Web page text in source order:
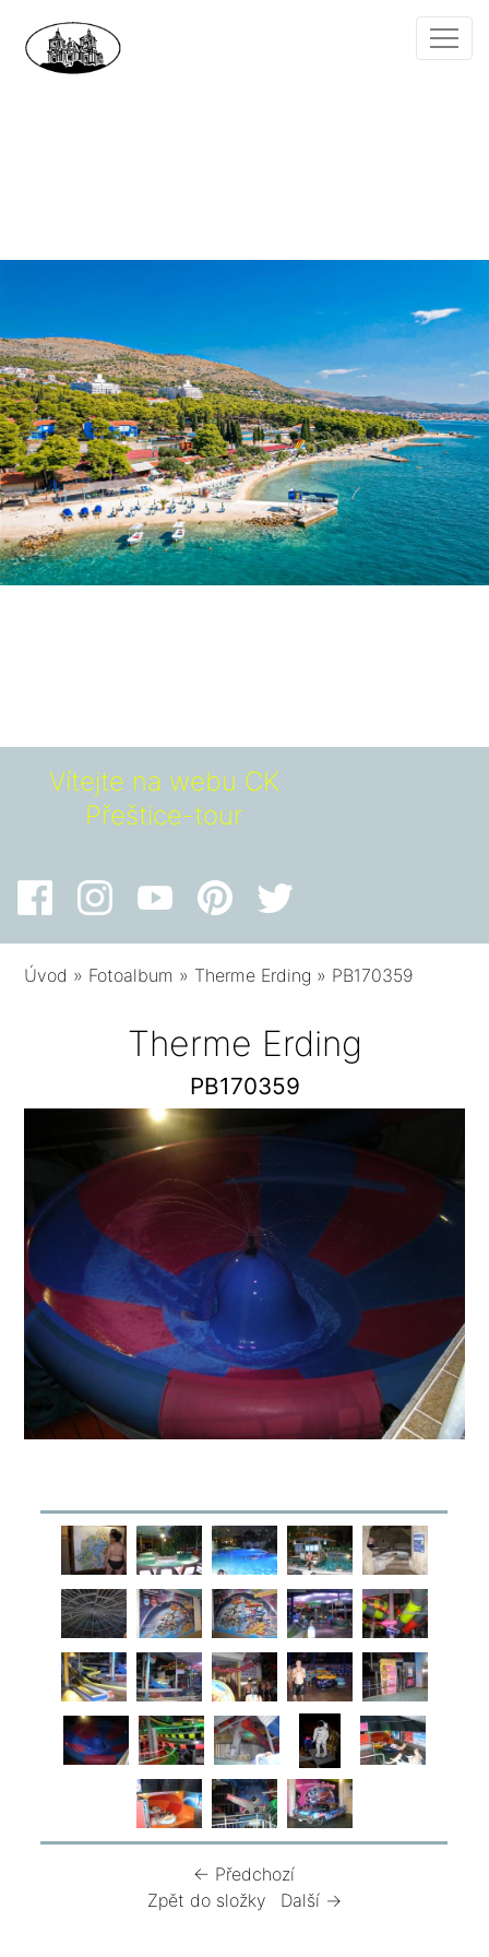
Vítejte na webu CK
Přeštice-tour
Úvod » Fotoalbum » Therme Erding » PB170359
Therme Erding
PB170359
← Předchozí
Zpět do složky
Další →